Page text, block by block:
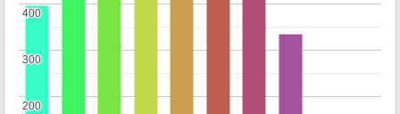
200
200
300
300
400
400